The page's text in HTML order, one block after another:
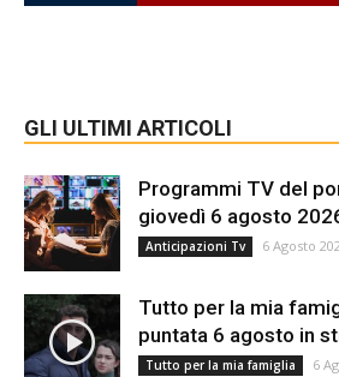
GLI ULTIMI ARTICOLI
Programmi TV del
giovedì 6 agosto
Anticipazioni Tv 6 Agosto
Tutto per la mia
puntata 6 agosto in
Tutto per la mia famiglia 6